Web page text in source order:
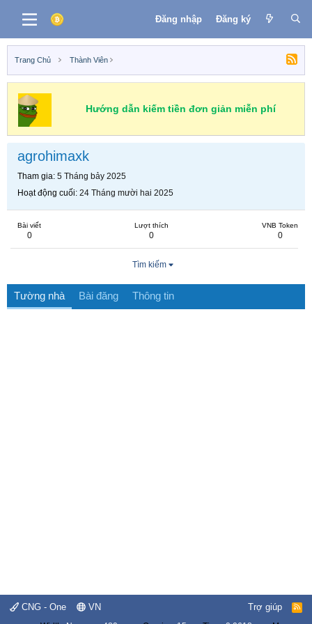
Đăng nhập Đăng ký
Trang Chủ Thành Viên
Hướng dẫn kiếm tiền đơn giản miễn phí
agrohimaxk
Tham gia 5 Tháng bảy 2025
Hoạt động cuối 24 Tháng mười hai 2025
Bài viết
0
Lượt thích
0
VNB Token
0
Tìm kiếm
Tường nhà Bài đăng Thông tin
CNG - One VN Trợ giúp
R